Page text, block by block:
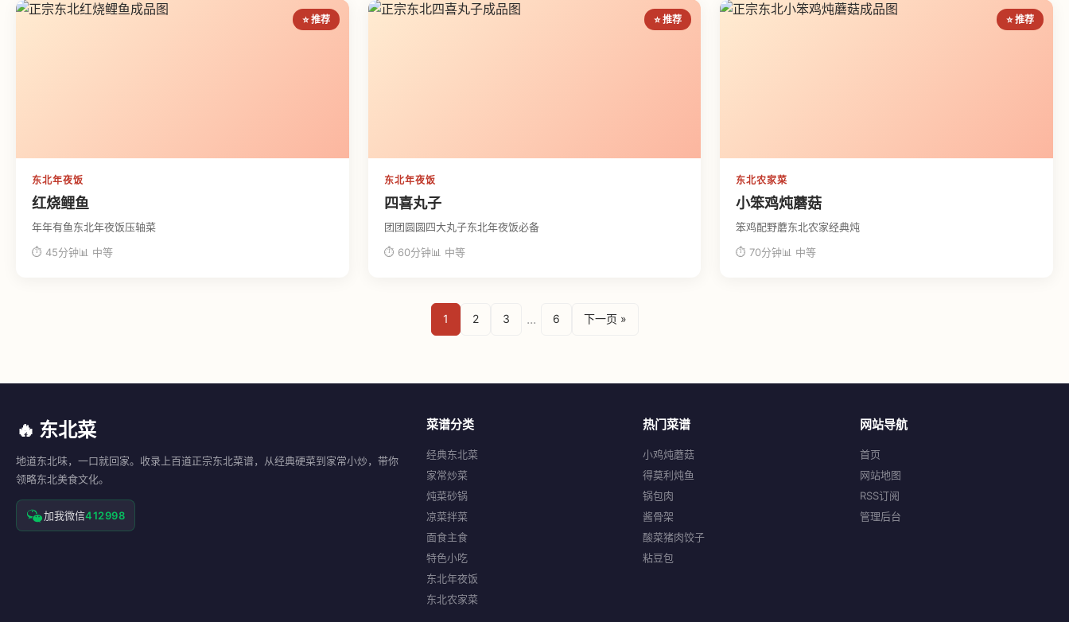
⭐ 推荐
东北年夜饭
红烧鲤鱼
年年有鱼东北年夜饭压轴菜
⏱ 45分钟📊 中等
⭐ 推荐
东北年夜饭
四喜丸子
团团圆圆四大丸子东北年夜饭必备
⏱ 60分钟📊 中等
⭐ 推荐
东北农家菜
小笨鸡炖蘑菇
笨鸡配野蘑东北农家经典炖
⏱ 70分钟📊 中等
1 2 3 ... 6 下一页 »
🔥 东北菜
地道东北味，一口就回家。收录上百道正宗东北菜谱，从经典硬菜到家常小炒，带你
领略东北美食文化。
加我微信412998
菜谱分类
经典东北菜
家常炒菜
炖菜砂锅
凉菜拌菜
面食主食
特色小吃
东北年夜饭
东北农家菜
热门菜谱
小鸡炖蘑菇
得莫利炖鱼
锅包肉
酱骨架
酸菜猪肉饺子
粘豆包
网站导航
首页
网站地图
RSS订阅
管理后台